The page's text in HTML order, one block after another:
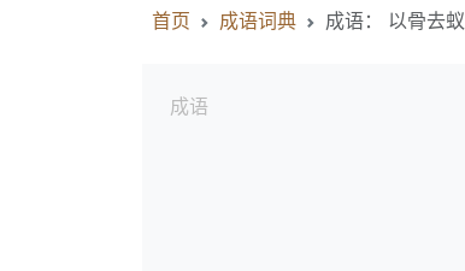
首页 成语词典 成语： 以骨去蚁
成语